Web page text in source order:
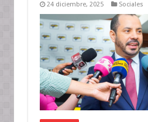
24 diciembre, 2025 Sociales